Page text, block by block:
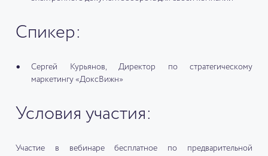
Спикер:
Сергей Курьянов, Директор по стратегическому
маркетингу «ДоксВижн»
Условия участия:
Участие в вебинаре бесплатное по предварительной